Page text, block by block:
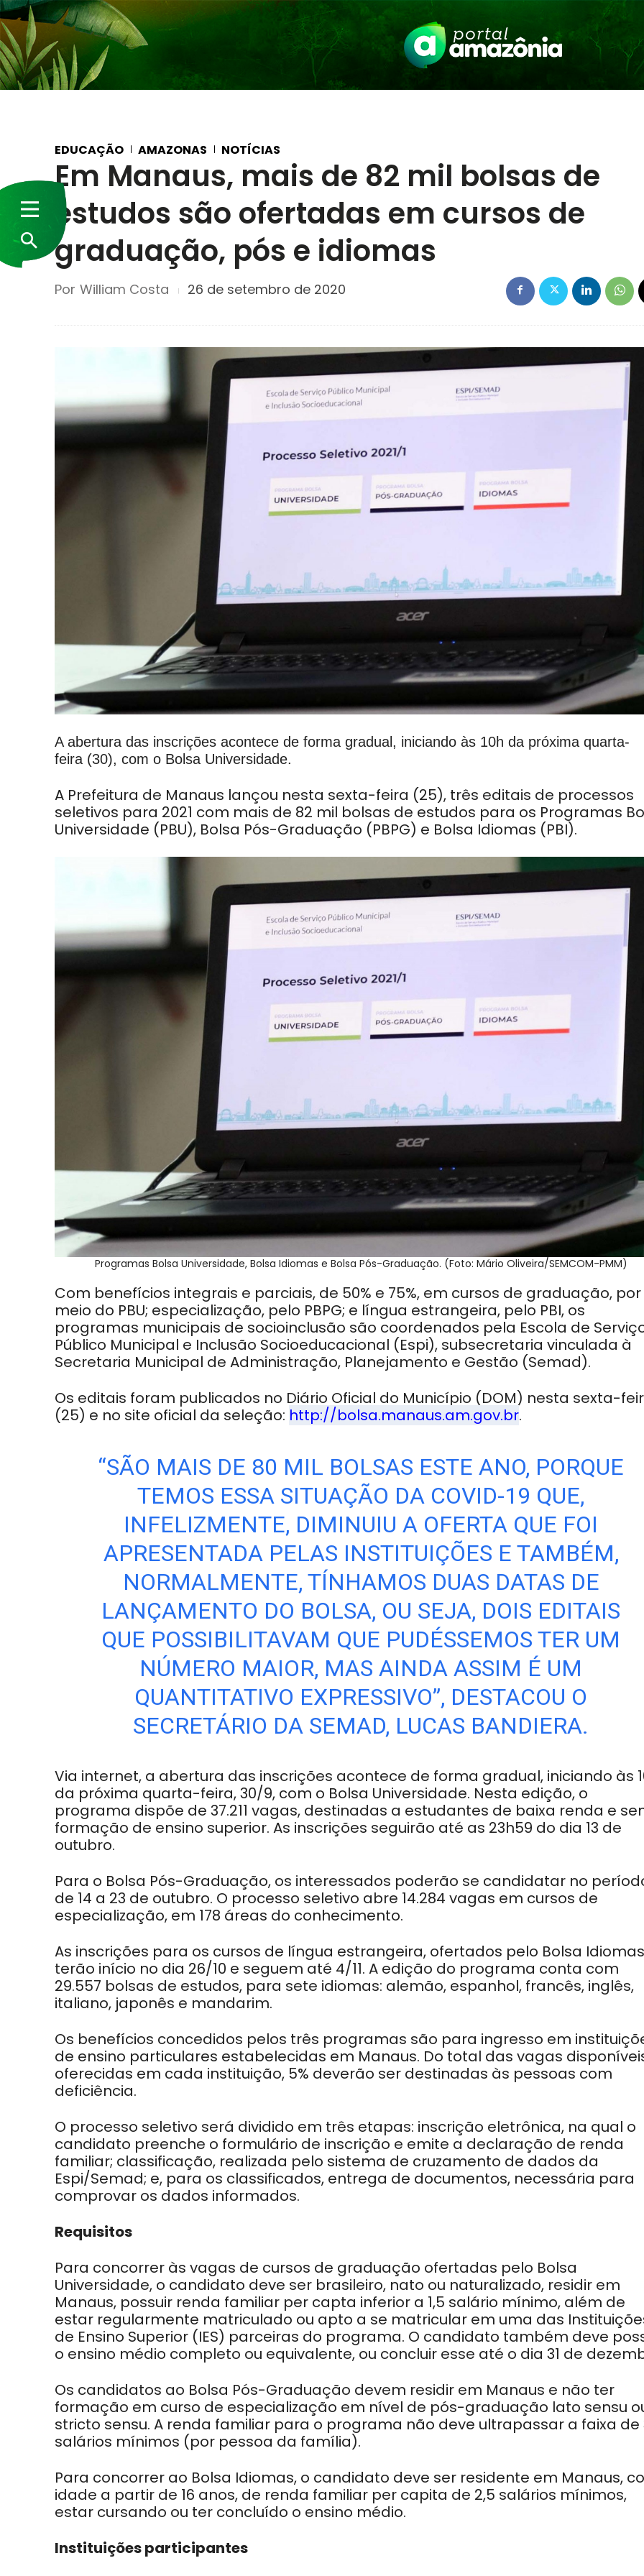
EDUCAÇÃO AMAZONAS NOTÍCIAS
Em Manaus, mais de 82 mil bolsas de
estudos são ofertadas em cursos de
graduação, pós e idiomas
Por William Costa 26 de setembro de 2020
A abertura das inscrições acontece de forma gradual, iniciando às 10h da próxima quarta-
feira (30), com o Bolsa Universidade.
A Prefeitura de Manaus lançou nesta sexta-feira (25), três editais de processos
seletivos para 2021 com mais de 82 mil bolsas de estudos para os Programas
Universidade (PBU), Bolsa Pós-Graduação (PBPG) e Bolsa Idiomas (PBI).
Programas Bolsa Universidade, Bolsa Idiomas e Bolsa Pós-Graduação. (Foto: Mário Oliveira/SEMCOM-PMM)
Com benefícios integrais e parciais, de 50% e 75%, em cursos de graduação, por
meio do PBU; especialização, pelo PBPG; e língua estrangeira, pelo PBI, os
programas municipais de socioinclusão são coordenados pela Escola de
Público Municipal e Inclusão Socioeducacional (Espi), subsecretaria vinculada à
Secretaria Municipal de Administração, Planejamento e Gestão (Semad).
Os editais foram publicados no Diário Oficial do Município (DOM) nesta sexta-
(25) e no site oficial da seleção: http://bolsa.manaus.am.gov.br.
“SÃO MAIS DE 80 MIL BOLSAS ESTE ANO, PORQUE
TEMOS ESSA SITUAÇÃO DA COVID-19 QUE,
INFELIZMENTE, DIMINUIU A OFERTA QUE FOI
APRESENTADA PELAS INSTITUIÇÕES E TAMBÉM,
NORMALMENTE, TÍNHAMOS DUAS DATAS DE
LANÇAMENTO DO BOLSA, OU SEJA, DOIS EDITAIS
QUE POSSIBILITAVAM QUE PUDÉSSEMOS TER UM
NÚMERO MAIOR, MAS AINDA ASSIM É UM
QUANTITATIVO EXPRESSIVO”, DESTACOU O
SECRETÁRIO DA SEMAD, LUCAS BANDIERA.
Via internet, a abertura das inscrições acontece de forma gradual, iniciando às
da próxima quarta-feira, 30/9, com o Bolsa Universidade. Nesta edição, o
programa dispõe de 37.211 vagas, destinadas a estudantes de baixa renda e
formação de ensino superior. As inscrições seguirão até as 23h59 do dia 13 de
outubro.
Para o Bolsa Pós-Graduação, os interessados poderão se candidatar no
de 14 a 23 de outubro. O processo seletivo abre 14.284 vagas em cursos de
especialização, em 178 áreas do conhecimento.
As inscrições para os cursos de língua estrangeira, ofertados pelo Bolsa
terão início no dia 26/10 e seguem até 4/11. A edição do programa conta com
29.557 bolsas de estudos, para sete idiomas: alemão, espanhol, francês, inglês,
italiano, japonês e mandarim.
Os benefícios concedidos pelos três programas são para ingresso em
de ensino particulares estabelecidas em Manaus. Do total das vagas
oferecidas em cada instituição, 5% deverão ser destinadas às pessoas com
deficiência.
O processo seletivo será dividido em três etapas: inscrição eletrônica, na qual o
candidato preenche o formulário de inscrição e emite a declaração de renda
familiar; classificação, realizada pelo sistema de cruzamento de dados da
Espi/Semad; e, para os classificados, entrega de documentos, necessária para
comprovar os dados informados.
Requisitos
Para concorrer às vagas de cursos de graduação ofertadas pelo Bolsa
Universidade, o candidato deve ser brasileiro, nato ou naturalizado, residir em
Manaus, possuir renda familiar per capta inferior a 1,5 salário mínimo, além de
estar regularmente matriculado ou apto a se matricular em uma das
de Ensino Superior (IES) parceiras do programa. O candidato também deve
o ensino médio completo ou equivalente, ou concluir esse até o dia 31 de
Os candidatos ao Bolsa Pós-Graduação devem residir em Manaus e não ter
formação em curso de especialização em nível de pós-graduação lato sensu
stricto sensu. A renda familiar para o programa não deve ultrapassar a faixa de
salários mínimos (por pessoa da família).
Para concorrer ao Bolsa Idiomas, o candidato deve ser residente em Manaus,
idade a partir de 16 anos, de renda familiar per capita de 2,5 salários mínimos,
estar cursando ou ter concluído o ensino médio.
Instituições participantes